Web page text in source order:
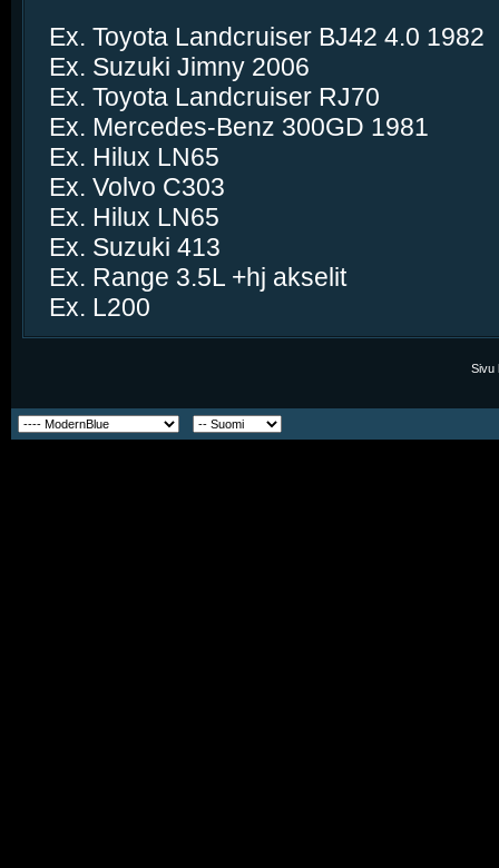
Ex. Toyota Landcruiser BJ42 4.0 1982
Ex. Suzuki Jimny 2006
Ex. Toyota Landcruiser RJ70
Ex. Mercedes-Benz 300GD 1981
Ex. Hilux LN65
Ex. Volvo C303
Ex. Hilux LN65
Ex. Suzuki 413
Ex. Range 3.5L +hj akselit
Ex. L200
Sivu